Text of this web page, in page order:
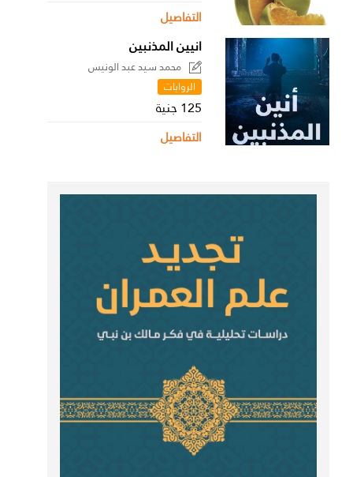
التفاصيل
انيين المذنبين
محمد سيد عبد الونيس
الروايات
125 جنية
التفاصيل